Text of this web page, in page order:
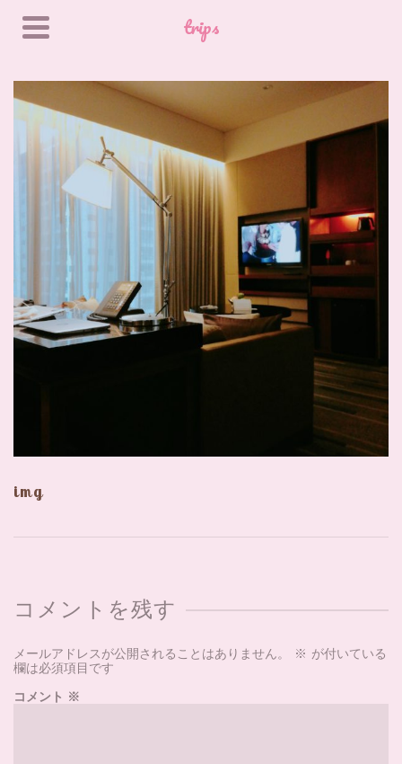
trips
img
コメントを残す
メールアドレスが公開されることはありません。 ※ が付いている
欄は必須項目です
コメント ※